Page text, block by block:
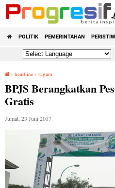
POLITIK PEMERINTAHAN
› headline › ragam
BPJS Berangkatkan
Gratis
Jumat, 23 Juni 2017